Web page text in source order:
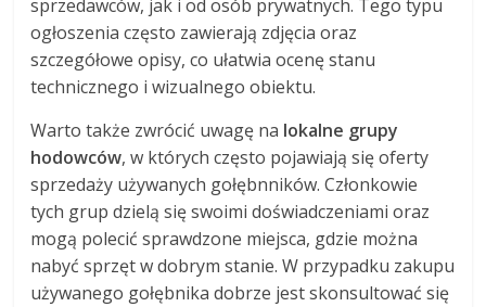
sprzedawców, jak i od osób prywatnych. Tego typu
ogłoszenia często zawierają zdjęcia oraz
szczegółowe opisy, co ułatwia ocenę stanu
technicznego i wizualnego obiektu.
Warto także zwrócić uwagę na lokalne grupy
hodowców, w których często pojawiają się oferty
sprzedaży używanych gołębnników. Członkowie
tych grup dzielą się swoimi doświadczeniami oraz
mogą polecić sprawdzone miejsca, gdzie można
nabyć sprzęt w dobrym stanie. W przypadku zakupu
używanego gołębnika dobrze jest skonsultować się